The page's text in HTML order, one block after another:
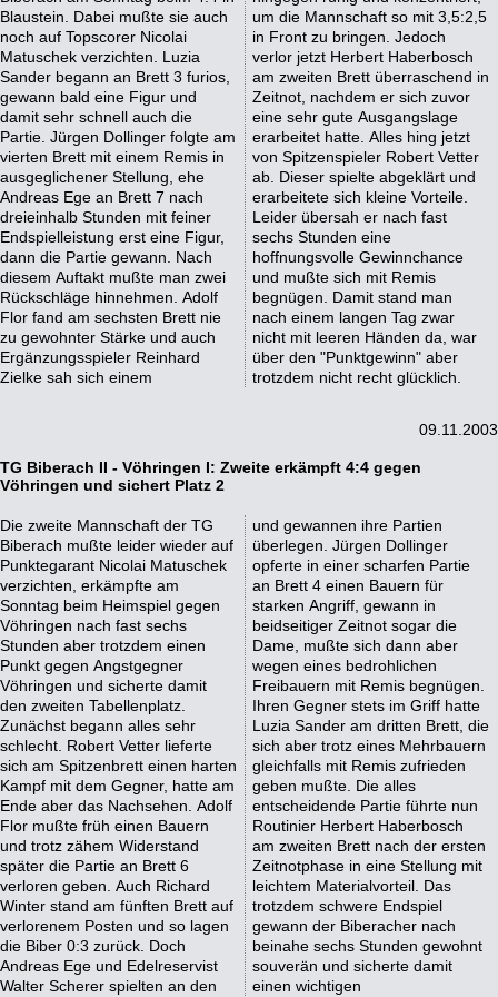
Blaustein. Dabei mußte sie auch
noch auf Topscorer Nicolai
Matuschek verzichten. Luzia
Sander begann an Brett 3 furios,
gewann bald eine Figur und
damit sehr schnell auch die
Partie. Jürgen Dollinger folgte am
vierten Brett mit einem Remis in
ausgeglichener Stellung, ehe
Andreas Ege an Brett 7 nach
dreieinhalb Stunden mit feiner
Endspielleistung erst eine Figur,
dann die Partie gewann. Nach
diesem Auftakt mußte man zwei
Rückschläge hinnehmen. Adolf
Flor fand am sechsten Brett nie
zu gewohnter Stärke und auch
Ergänzungsspieler Reinhard
Zielke sah sich einem
um die Mannschaft so mit 3,5:2,5
in Front zu bringen. Jedoch
verlor jetzt Herbert Haberbosch
am zweiten Brett überraschend in
Zeitnot, nachdem er sich zuvor
eine sehr gute Ausgangslage
erarbeitet hatte. Alles hing jetzt
von Spitzenspieler Robert Vetter
ab. Dieser spielte abgeklärt und
erarbeitete sich kleine Vorteile.
Leider übersah er nach fast
sechs Stunden eine
hoffnungsvolle Gewinnchance
und mußte sich mit Remis
begnügen. Damit stand man
nach einem langen Tag zwar
nicht mit leeren Händen da, war
über den "Punktgewinn" aber
trotzdem nicht recht glücklich.
09.11.2003
TG Biberach II - Vöhringen I: Zweite erkämpft 4:4 gegen
Vöhringen und sichert Platz 2
Die zweite Mannschaft der TG
Biberach mußte leider wieder auf
Punktegarant Nicolai Matuschek
verzichten, erkämpfte am
Sonntag beim Heimspiel gegen
Vöhringen nach fast sechs
Stunden aber trotzdem einen
Punkt gegen Angstgegner
Vöhringen und sicherte damit
den zweiten Tabellenplatz.
Zunächst begann alles sehr
schlecht. Robert Vetter lieferte
sich am Spitzenbrett einen harten
Kampf mit dem Gegner, hatte am
Ende aber das Nachsehen. Adolf
Flor mußte früh einen Bauern
und trotz zähem Widerstand
später die Partie an Brett 6
verloren geben. Auch Richard
Winter stand am fünften Brett auf
verlorenem Posten und so lagen
die Biber 0:3 zurück. Doch
Andreas Ege und Edelreservist
Walter Scherer spielten an den
und gewannen ihre Partien
überlegen. Jürgen Dollinger
opferte in einer scharfen Partie
an Brett 4 einen Bauern für
starken Angriff, gewann in
beidseitiger Zeitnot sogar die
Dame, mußte sich dann aber
wegen eines bedrohlichen
Freibauern mit Remis begnügen.
Ihren Gegner stets im Griff hatte
Luzia Sander am dritten Brett, die
sich aber trotz eines Mehrbauern
gleichfalls mit Remis zufrieden
geben mußte. Die alles
entscheidende Partie führte nun
Routinier Herbert Haberbosch
am zweiten Brett nach der ersten
Zeitnotphase in eine Stellung mit
leichtem Materialvorteil. Das
trotzdem schwere Endspiel
gewann der Biberacher nach
beinahe sechs Stunden gewohnt
souverän und sicherte damit
einen wichtigen